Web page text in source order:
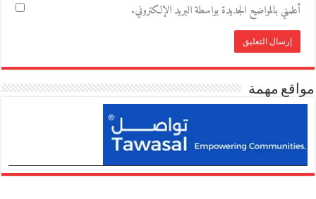
أعلمني بالمواضيع الجديدة بواسطة البريد الإلكتروني.
مواقع مهمة